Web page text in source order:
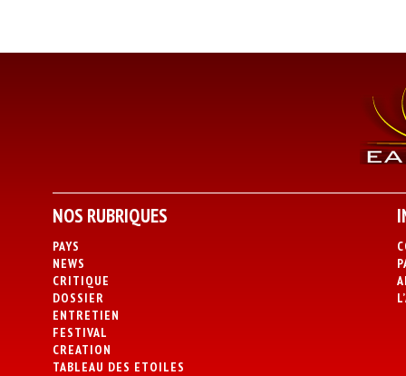
NOS RUBRIQUES
PAYS
NEWS
CRITIQUE
DOSSIER
ENTRETIEN
FESTIVAL
CREATION
TABLEAU DES ETOILES